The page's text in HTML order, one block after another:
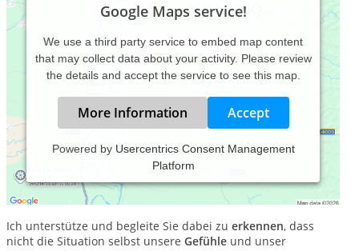
Google Maps service!
We use a third party service to embed map content
that may collect data about your activity. Please review
the details and accept the service to see this map.
More Information Accept
Powered by Usercentrics Consent Management
Platform
wahrnehmen | verstehen | Veränderung
Neue Perspektiven
ermöglichen
Ich unterstütze und begleite Sie dabei zu erkennen, dass
nicht die Situation selbst unsere Gefühle und unser